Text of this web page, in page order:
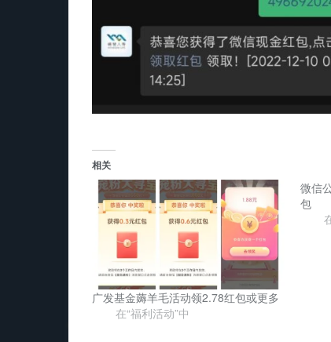
相关
广发基金薅羊毛活动领2.78红包或更多
在“福利活动”中
微信
包